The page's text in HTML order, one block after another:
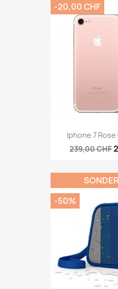
Iphone 7 Rose
239,00 CHF
-20,00 CHF
-50%